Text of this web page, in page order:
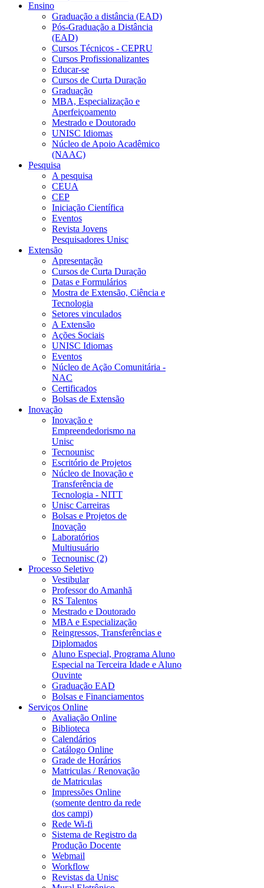
Ensino
Graduação a distância (EAD)
Pós-Graduação a Distância
(EAD)
Cursos Técnicos - CEPRU
Cursos Profissionalizantes
Educar-se
Cursos de Curta Duração
Graduação
MBA, Especialização e
Aperfeiçoamento
Mestrado e Doutorado
UNISC Idiomas
Núcleo de Apoio Acadêmico
(NAAC)
Pesquisa
A pesquisa
CEUA
CEP
Iniciação Científica
Eventos
Revista Jovens
Pesquisadores Unisc
Extensão
Apresentação
Cursos de Curta Duração
Datas e Formulários
Mostra de Extensão, Ciência e
Tecnologia
Setores vinculados
A Extensão
Ações Sociais
UNISC Idiomas
Eventos
Núcleo de Ação Comunitária -
NAC
Certificados
Bolsas de Extensão
Inovação
Inovação e
Empreendedorismo na
Unisc
Tecnounisc
Escritório de Projetos
Núcleo de Inovação e
Transferência de
Tecnologia - NITT
Unisc Carreiras
Bolsas e Projetos de
Inovação
Laboratórios
Multiusuário
Tecnounisc (2)
Processo Seletivo
Vestibular
Professor do Amanhã
RS Talentos
Mestrado e Doutorado
MBA e Especialização
Reingressos, Transferências e
Diplomados
Aluno Especial, Programa Aluno
Especial na Terceira Idade e Aluno
Ouvinte
Graduação EAD
Bolsas e Financiamentos
Serviços Online
Avaliação Online
Biblioteca
Calendários
Catálogo Online
Grade de Horários
Matriculas / Renovação
de Matriculas
Impressões Online
(somente dentro da rede
dos campi)
Rede Wi-fi
Sistema de Registro da
Produção Docente
Webmail
Workflow
Revistas da Unisc